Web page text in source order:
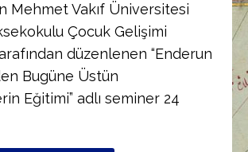
Mehmet Vakıf Üniversitesi
Çocuk Gelişimi
düzenlenen “Enderun
Bugüne Üstün
Eğitimi” adlı seminer 24